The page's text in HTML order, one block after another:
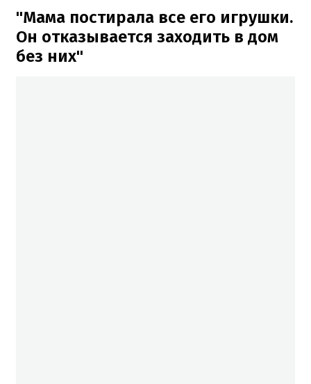
"Мама постирала все его игрушки.
Он отказывается заходить в дом
без них"